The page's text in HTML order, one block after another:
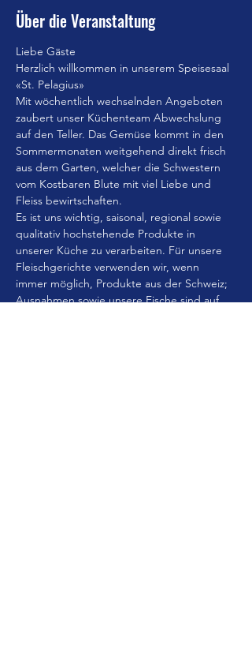
Über die Veranstaltung
Liebe Gäste
Herzlich willkommen in unserem Speisesaal
«St. Pelagius»
Mit wöchentlich wechselnden Angeboten
zaubert unser Küchenteam Abwechslung
auf den Teller. Das Gemüse kommt in den
Sommermonaten weitgehend direkt frisch
aus dem Garten, welcher die Schwestern
vom Kostbaren Blute mit viel Liebe und
Fleiss bewirtschaften.
Es ist uns wichtig, saisonal, regional sowie
qualitativ hochstehende Produkte in
unserer Küche zu verarbeiten. Für unsere
Fleischgerichte verwenden wir, wenn
immer möglich, Produkte aus der Schweiz;
Ausnahmen sowie unsere Fische sind auf